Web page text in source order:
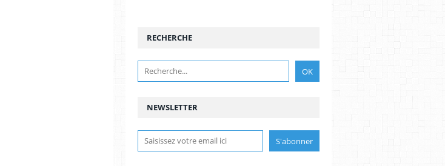
NEWSLETTER
RECHERCHE